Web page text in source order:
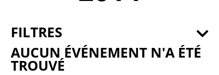
AUCUN ÉVÉNEMENT N'A ÉTÉ
TROUVÉ
FILTRES